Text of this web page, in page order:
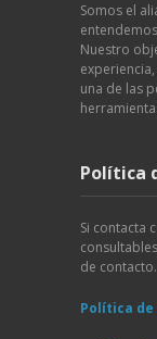
Somos el
Nuestro
una de las
Política
Si contacta
de contacto.
Política